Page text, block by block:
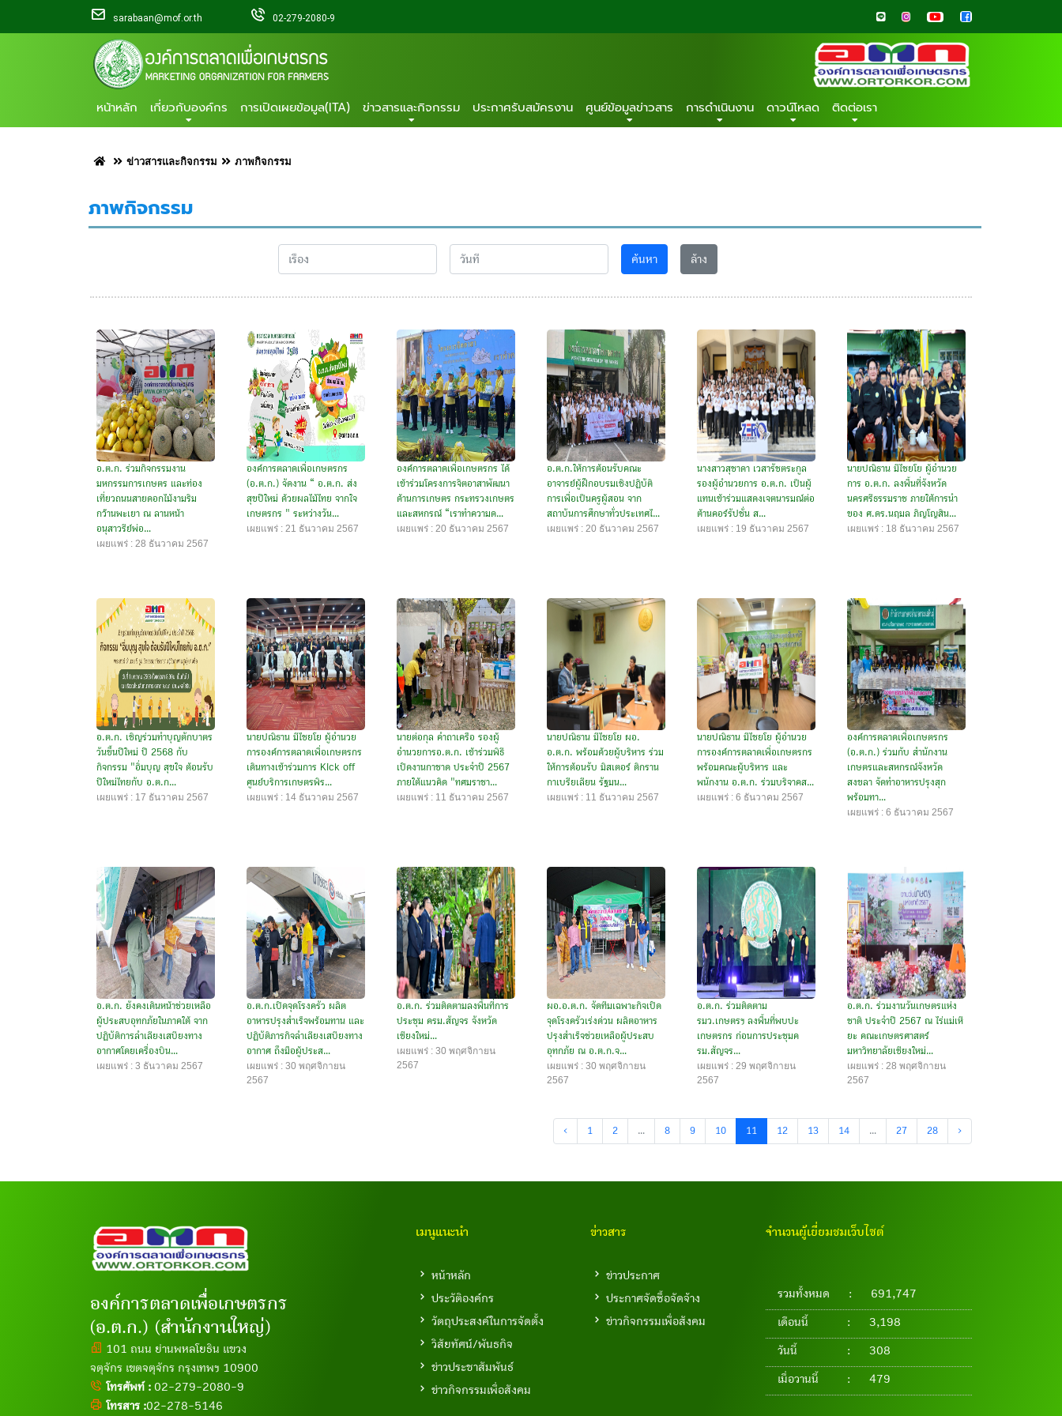
sarabaan@mof.or.th 02-279-2080-9
หน้าหลัก เกี่ยวกับองค์กร การเปิดเผยข้อมูล(ITA) ข่าวสารและกิจกรรม ประกาศรับสมัครงาน ศูนย์ข้อมูลข่าวสาร การดำเนินงาน ดาวน์โหลด ติดต่อเรา
ข่าวสารและกิจกรรม ภาพกิจกรรม
ภาพกิจกรรม
ค้นหา ล้าง
อ.ต.ก. ร่วมกิจกรรมงาน
มหกรรมการเกษตร และท่อง
เที่ยวถนนสายดอกไม้งามริม
กว๊านพะเยา ณ ลานหน้า
อนุสาวรีย์พ่อ...
เผยแพร่ : 28 ธันวาคม 2567
องค์การตลาดเพื่อเกษตรกร
(อ.ต.ก.) จัดงาน “ อ.ต.ก. ส่ง
สุขปีใหม่ ด้วยผลไม้ไทย จากใจ
เกษตรกร " ระหว่างวัน...
เผยแพร่ : 21 ธันวาคม 2567
องค์การตลาดเพื่อเกษตรกร ได้
เข้าร่วมโครงการจิตอาสาพัฒนา
ด้านการเกษตร กระทรวงเกษตร
และสหกรณ์ “เราทำความด...
เผยแพร่ : 20 ธันวาคม 2567
อ.ต.ก.ให้การต้อนรับคณะ
อาจารย์ผู้ฝึกอบรมเชิงปฏิบัติ
การเพื่อเป็นครูผู้สอน จาก
สถาบันการศึกษาทั่วประเทศไ...
เผยแพร่ : 20 ธันวาคม 2567
นางสาวสุชาดา เวสารัชตระกูล
รองผู้อำนวยการ อ.ต.ก. เป็นผู้
แทนเข้าร่วมแสดงเจตนารมณ์ต่อ
ต้านคอร์รัปชั่น ส...
เผยแพร่ : 19 ธันวาคม 2567
นายปณิธาน มีไชยโย ผู้อำนวย
การ อ.ต.ก. ลงพื้นที่จังหวัด
นครศรีธรรมราช ภายใต้การนำ
ของ ศ.ดร.นฤมล ภิญโญสิน...
เผยแพร่ : 18 ธันวาคม 2567
อ.ต.ก. เชิญร่วมทำบุญตักบาตร
วันขึ้นปีใหม่ ปี 2568 กับ
กิจกรรม "อิ่มบุญ สุขใจ ต้อนรับ
ปีใหม่ไทยกับ อ.ต.ก...
เผยแพร่ : 17 ธันวาคม 2567
นายปณิธาน มีไชยโย ผู้อำนวย
การองค์การตลาดเพื่อเกษตรกร
เดินทางเข้าร่วมการ Kick off
ศูนย์บริการเกษตรพิร...
เผยแพร่ : 14 ธันวาคม 2567
นายต่อกุล คำถาเครือ รองผู้
อำนวยการอ.ต.ก. เข้าร่วมพิธี
เปิดงานกาชาด ประจำปี 2567
ภายใต้แนวคิด "ทศมราชา...
เผยแพร่ : 11 ธันวาคม 2567
นายปณิธาน มีไชยโย ผอ.
อ.ต.ก. พร้อมด้วยผู้บริหาร ร่วม
ให้การต้อนรับ มิสเตอร์ ติกราน
กาเบรียเลียน รัฐมน...
เผยแพร่ : 11 ธันวาคม 2567
นายปณิธาน มีไชยโย ผู้อำนวย
การองค์การตลาดเพื่อเกษตรกร
พร้อมคณะผู้บริหาร และ
พนักงาน อ.ต.ก. ร่วมบริจาคส...
เผยแพร่ : 6 ธันวาคม 2567
องค์การตลาดเพื่อเกษตรกร
(อ.ต.ก.) ร่วมกับ สำนักงาน
เกษตรและสหกรณ์จังหวัด
สงขลา จัดทำอาหารปรุงสุก
พร้อมทา...
เผยแพร่ : 6 ธันวาคม 2567
อ.ต.ก. ยังคงเดินหน้าช่วยเหลือ
ผู้ประสบอุทกภัยในภาคใต้ จาก
ปฏิบัติการลำเลียงเสบียงทาง
อากาศโดยเครื่องบิน...
เผยแพร่ : 3 ธันวาคม 2567
อ.ต.ก.เปิดจุดโรงครัว ผลิต
อาหารปรุงสำเร็จพร้อมทาน และ
ปฏิบัติภารกิจลำเลียงเสบียงทาง
อากาศ ถึงมือผู้ประส...
เผยแพร่ : 30 พฤศจิกายน
2567
อ.ต.ก. ร่วมติดตามลงพื้นที่การ
ประชุม ครม.สัญจร จังหวัด
เชียงใหม่...
เผยแพร่ : 30 พฤศจิกายน
2567
ผอ.อ.ต.ก. จัดทีมเฉพาะกิจเปิด
จุดโรงครัวเร่งด่วน ผลิตอาหาร
ปรุงสำเร็จช่วยเหลือผู้ประสบ
อุทกภัย ณ อ.ต.ก.จ...
เผยแพร่ : 30 พฤศจิกายน
2567
อ.ต.ก. ร่วมติดตาม
รมว.เกษตรฯ ลงพื้นที่พบปะ
เกษตรกร ก่อนการประชุมค
รม.สัญจร...
เผยแพร่ : 29 พฤศจิกายน
2567
อ.ต.ก. ร่วมงานวันเกษตรแห่ง
ชาติ ประจำปี 2567 ณ ไร่แม่เหี
ยะ คณะเกษตรศาสตร์
มหาวิทยาลัยเชียงใหม่...
เผยแพร่ : 28 พฤศจิกายน
2567
‹ 1 2 ... 8 9 10 11 12 13 14 ... 27 28 ›
องค์การตลาดเพื่อเกษตรกร
(อ.ต.ก.) (สำนักงานใหญ่)
101 ถนน ย่านพหลโยธิน แขวง
จตุจักร เขตจตุจักร กรุงเทพฯ 10900
โทรศัพท์ : 02-279-2080-9
โทรสาร :02-278-5146
เมนูแนะนำ
หน้าหลัก
ประวัติองค์กร
วัตถุประสงค์ในการจัดตั้ง
วิสัยทัศน์/พันธกิจ
ข่าวประชาสัมพันธ์
ข่าวกิจกรรมเพื่อสังคม
ข่าวสาร
ข่าวประกาศ
ประกาศจัดซื้อจัดจ้าง
ข่าวกิจกรรมเพื่อสังคม
จำนวนผู้เยี่ยมชมเว็บไซต์
รวมทั้งหมด : 691,747
เดือนนี้ : 3,198
วันนี้ : 308
เมื่อวานนี้ : 479